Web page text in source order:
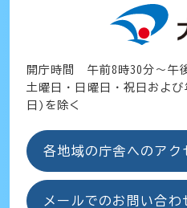
開庁時間 午前8時30分～午
土曜日・日曜日・祝日およ
日)を除く
各地域の庁舎へのアク
メールでのお問い合わ